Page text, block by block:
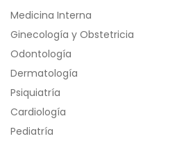
Medicina Interna
Ginecología y Obstetricia
Odontología
Dermatología
Psiquiatría
Cardiología
Pediatría